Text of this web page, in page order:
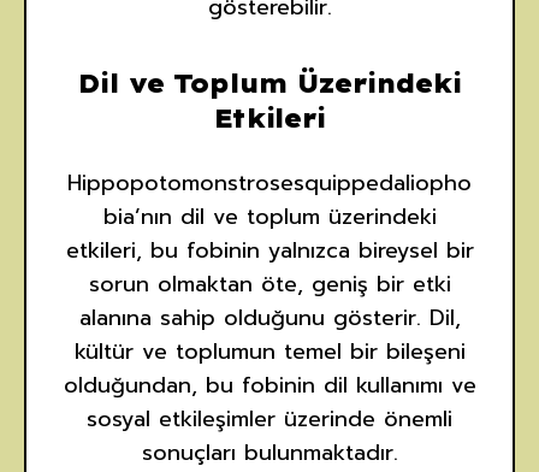
gösterebilir.
Dil ve Toplum Üzerindeki
Etkileri
Hippopotomonstrosesquippedaliopho
bia’nın dil ve toplum üzerindeki
etkileri, bu fobinin yalnızca bireysel bir
sorun olmaktan öte, geniş bir etki
alanına sahip olduğunu gösterir. Dil,
kültür ve toplumun temel bir bileşeni
olduğundan, bu fobinin dil kullanımı ve
sosyal etkileşimler üzerinde önemli
sonuçları bulunmaktadır.